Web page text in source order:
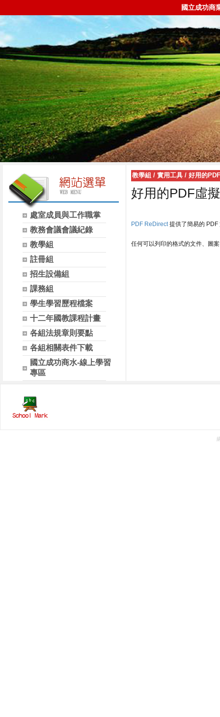
國立成功商
處室成員與工作職掌
教務會議會議紀錄
教學組
註冊組
招生設備組
課務組
學生學習歷程檔案
十二年國教課程計畫
各組法規章則要點
各組相關表件下載
國立成功商水-線上學習
專區
教學組 / 實用工具 / 好用的
好用的PDF虛
PDF ReDirect提供了簡易的 PDF
任何可以列印的格式的文件、圖